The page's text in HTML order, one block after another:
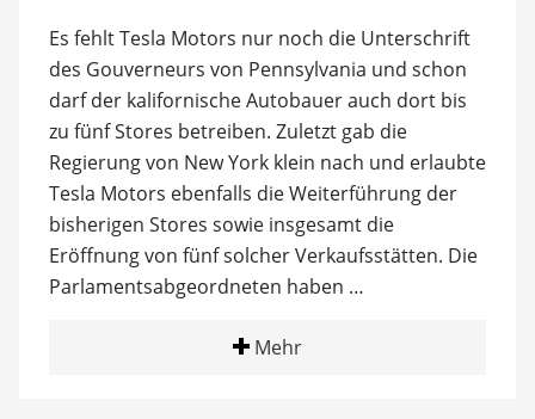
Es fehlt Tesla Motors nur noch die Unterschrift
des Gouverneurs von Pennsylvania und schon
darf der kalifornische Autobauer auch dort bis
zu fünf Stores betreiben. Zuletzt gab die
Regierung von New York klein nach und erlaubte
Tesla Motors ebenfalls die Weiterführung der
bisherigen Stores sowie insgesamt die
Eröffnung von fünf solcher Verkaufsstätten. Die
Parlamentsabgeordneten haben …
Mehr